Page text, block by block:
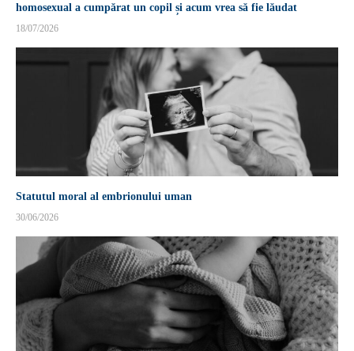
homosexual a cumpărat un copil și acum vrea să fie lăudat
18/07/2026
Statutul moral al embrionului uman
30/06/2026